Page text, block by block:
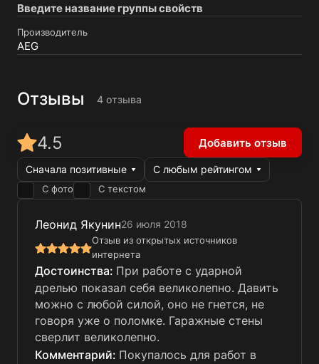
Введите название группы свойств
Производитель
AEG
Отзывы 4 отзыва
Сначала позитивные С любым рейтингом
С фото С текстом
Леонид Якунин26 июля 2018
Отзыв из открытых источников
интернета
При работе с ударной
дрелью показал себя великолепно. Давить
можно с любой силой, оно не гнется, не
говоря уже о поломке. Гаражные стены
сверлит великолепно.
Покупалось для работ в
4.5 Добавить отзыв